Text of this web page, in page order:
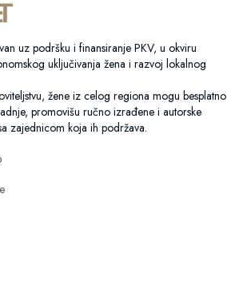
uz podršku i finansiranje PKV, u okviru
uključivanja žena i razvoj lokalnog
žene iz celog regiona mogu besplatno
promovišu ručno izrađene i autorske
zajednicom koja ih podržava.